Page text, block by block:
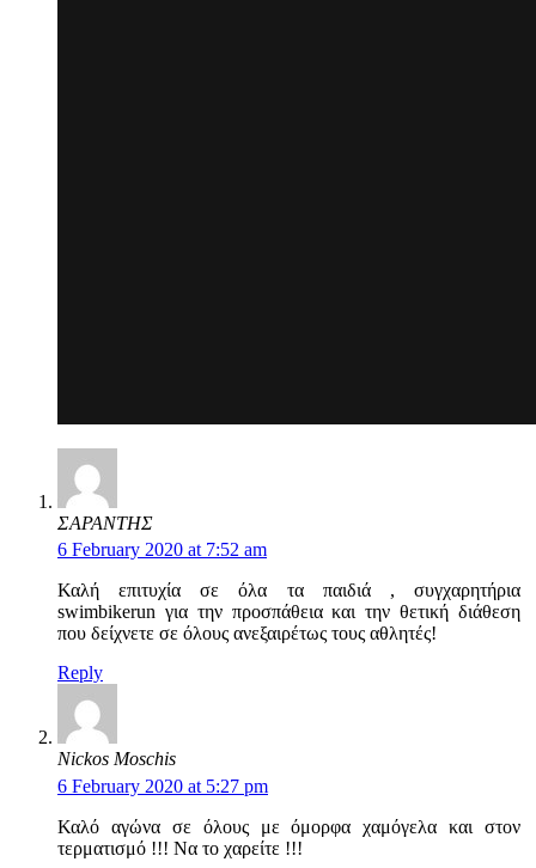
ΣΑΡΑΝΤΗΣ
6 February 2020 at 7:52 am
Καλή επιτυχία σε όλα τα παιδιά , συγχαρητήρια
swimbikerun για την προσπάθεια και την θετική διάθεση
που δείχνετε σε όλους ανεξαιρέτως τους αθλητές!
Reply
Nickos Moschis
6 February 2020 at 5:27 pm
Καλό αγώνα σε όλους με όμορφα χαμόγελα και στον
τερματισμό !!! Να το χαρείτε !!!